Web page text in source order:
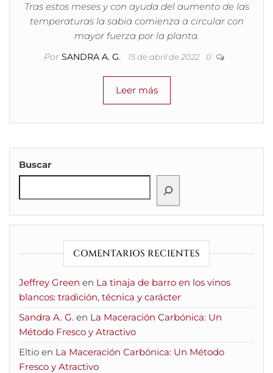
Tras estos meses y con ayuda del aumento de las
temperaturas la sabia comienza a circular con
mayor fuerza por la planta.
Por SANDRA A. G. 15 de abril de 2022 0
Leer más
Buscar
COMENTARIOS RECIENTES
Jeffrey Green en La tinaja de barro en los vinos
blancos: tradición, técnica y carácter
Sandra A. G. en La Maceración Carbónica: Un
Método Fresco y Atractivo
Eltio en La Maceración Carbónica: Un Método
Fresco y Atractivo